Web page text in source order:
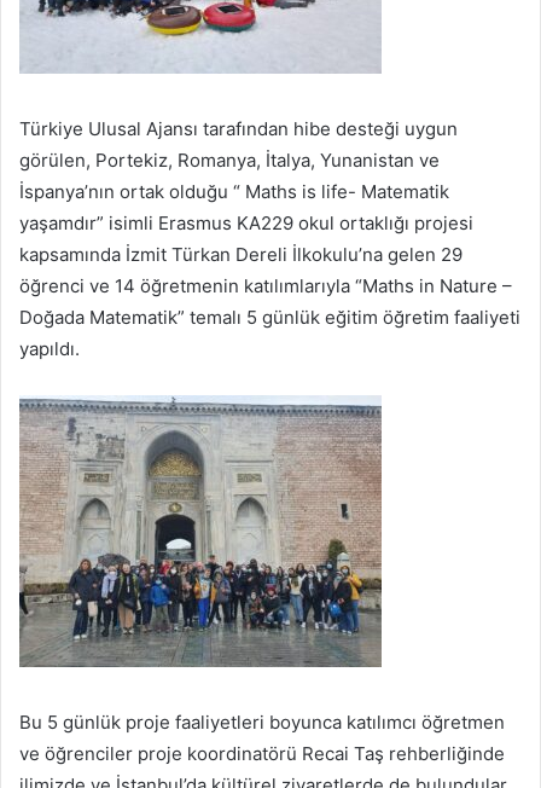
Türkiye Ulusal Ajansı tarafından hibe desteği uygun
görülen, Portekiz, Romanya, İtalya, Yunanistan ve
İspanya’nın ortak olduğu “ Maths is life- Matematik
yaşamdır” isimli Erasmus KA229 okul ortaklığı projesi
kapsamında İzmit Türkan Dereli İlkokulu’na gelen 29
öğrenci ve 14 öğretmenin katılımlarıyla “Maths in Nature –
Doğada Matematik” temalı 5 günlük eğitim öğretim faaliyeti
yapıldı.
Bu 5 günlük proje faaliyetleri boyunca katılımcı öğretmen
ve öğrenciler proje koordinatörü Recai Taş rehberliğinde